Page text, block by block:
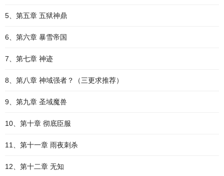
5、第五章 五狱神鼎
6、第六章 暴雪帝国
7、第七章 神迹
8、第八章 神域强者？（三更求推荐）
9、第九章 圣域魔兽
10、第十章 彻底臣服
11、第十一章 雨夜刺杀
12、第十二章 无知